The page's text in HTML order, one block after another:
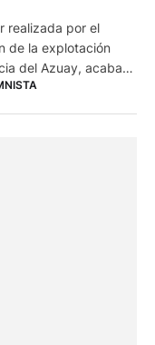
realizada por el
de la explotación
del Azuay, acaba
una negativa que